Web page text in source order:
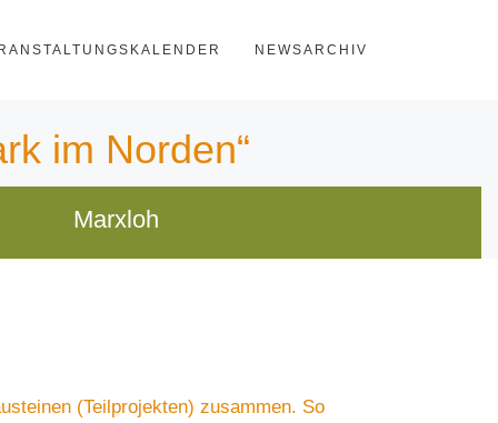
NEWSARCHIV
im Norden“
Marxloh
(Teilprojekten) zusammen. So